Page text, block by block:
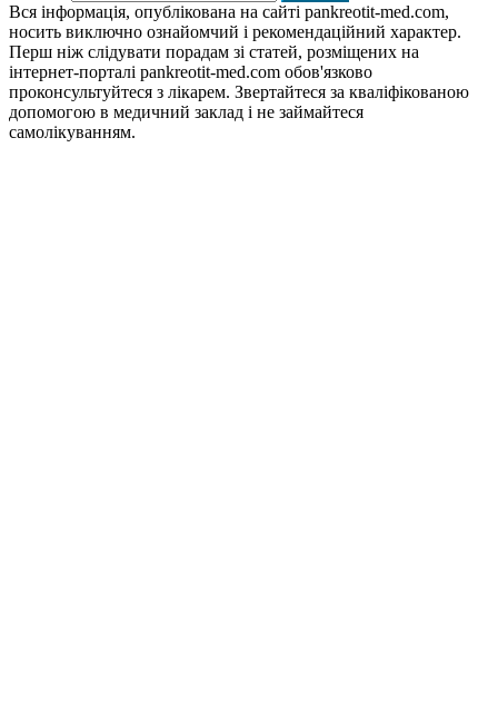
Вся інформація, опублікована на сайті pankreotit-med.com,
носить виключно ознайомчий і рекомендаційний характер.
Перш ніж слідувати порадам зі статей, розміщених на
інтернет-порталі pankreotit-med.com обов'язково
проконсультуйтеся з лікарем. Звертайтеся за кваліфікованою
допомогою в медичний заклад і не займайтеся
самолікуванням.